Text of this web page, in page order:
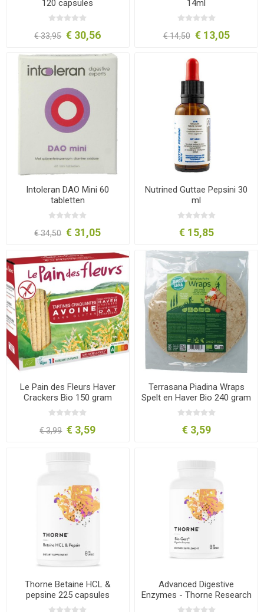
120 capsules
€ 33,95 € 30,56
14ml
€ 14,50 € 13,05
Intoleran DAO Mini 60
tabletten
€ 34,50 € 31,05
Nutrined Guttae Pepsini 30
ml
€ 15,85
Le Pain des Fleurs Haver
Crackers Bio 150 gram
€ 3,99 € 3,59
Terrasana Piadina Wraps
Spelt en Haver Bio 240 gram
€ 3,59
Thorne Betaine HCL &
pepsine 225 capsules
Advanced Digestive
Enzymes - Thorne Research
180 capsules